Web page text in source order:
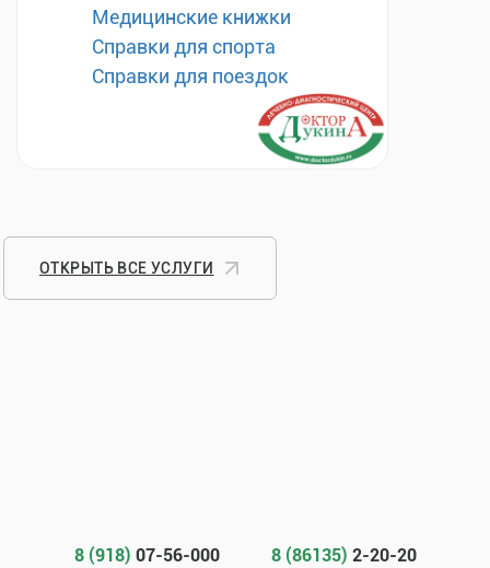
Медицинские книжки
Справки для спорта
Справки для поездок
ОТКРЫТЬ ВСЕ УСЛУГИ
8 (918) 07-56-000 8 (86135) 2-20-20